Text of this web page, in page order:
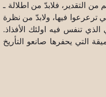
من التقدير، فلابدّ من اطلالة ـ
ترعرعوا فيها، ولابدّ من نظرة
تنفس فيه اولئك الأفذاذ.
التي يحفرها صانعو التأريخ